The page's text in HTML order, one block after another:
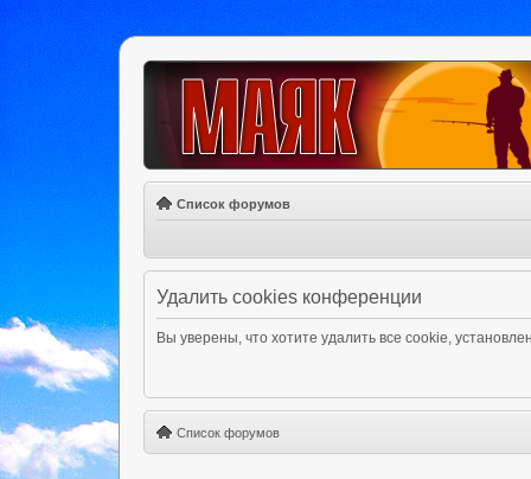
Список форумов
Удалить cookies конференции
Вы уверены, что хотите удалить все cookie,
Список форумов